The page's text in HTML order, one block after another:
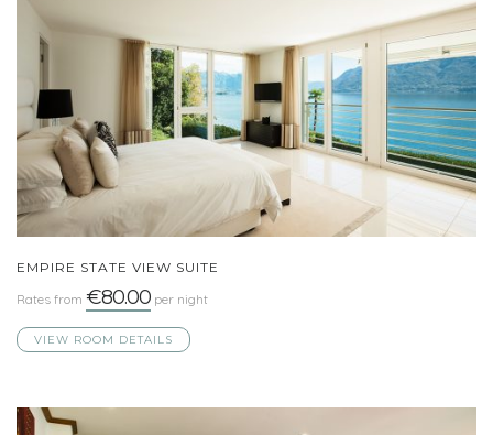
EMPIRE STATE VIEW SUITE
Rates from €80.00 per night
VIEW ROOM DETAILS